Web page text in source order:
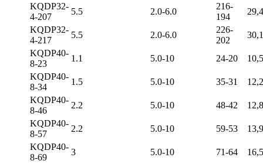
KQDP32-
4-207
5.5 2.0-6.0
216-
194
KQDP32-
4-217
5.5 2.0-6.0
226-
202
KQDP40-
8-23
1.1 5.0-10 24-20
KQDP40-
8-34
1.5 5.0-10 35-31
KQDP40-
8-46
2.2 5.0-10 48-42
KQDP40-
8-57
2.2 5.0-10 59-53
KQDP40-
8-69
3 5.0-10 71-64